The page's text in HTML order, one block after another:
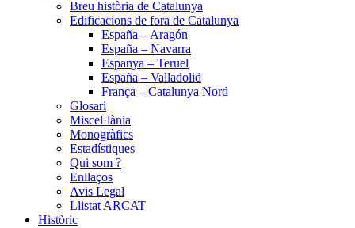
Breu història de Catalunya
Edificacions de fora de Catalunya
España – Aragón
España – Navarra
Espanya – Teruel
España – Valladolid
França – Catalunya Nord
Glosari
Miscel·lània
Monogràfics
Estadístiques
Qui som ?
Enllaços
Avis Legal
Llistat ARCAT
Històric